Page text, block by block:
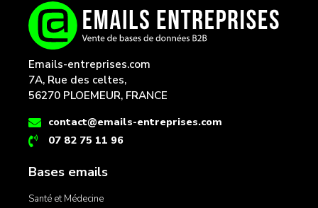
Emails-entreprises.com
7A, Rue des celtes,
56270 PLOEMEUR, FRANCE
contact@emails-entreprises.com
07 82 75 11 96
Bases emails
Santé et Médecine